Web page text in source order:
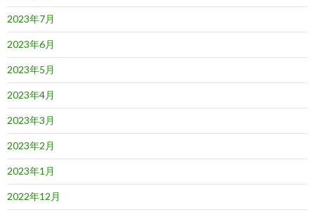
2023年7月
2023年6月
2023年5月
2023年4月
2023年3月
2023年2月
2023年1月
2022年12月